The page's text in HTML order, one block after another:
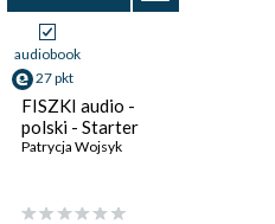
audiobook
27 pkt
FISZKI audio -
polski - Starter
Patrycja Wojsyk